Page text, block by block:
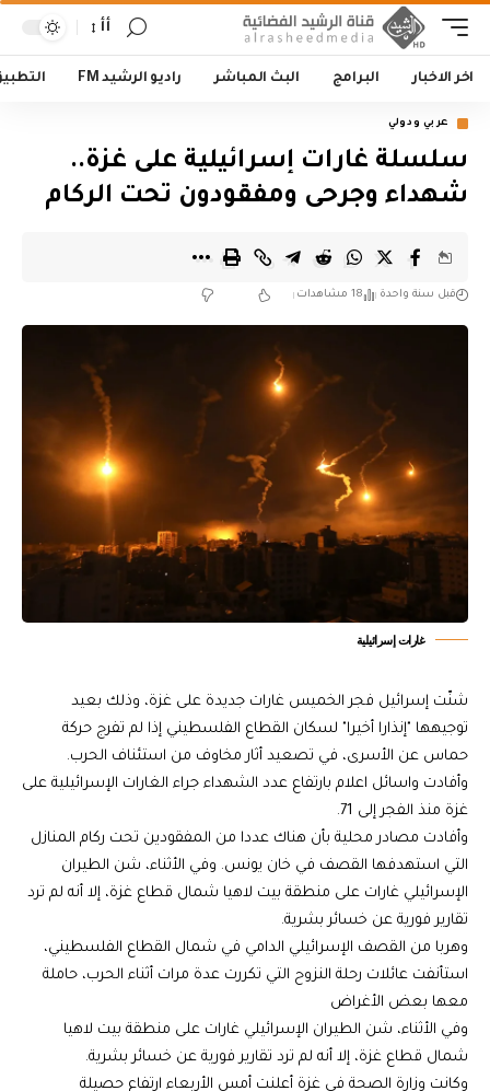
أأ
اخر الاخبار البرامج البث المباشر راديو الرشيد FM
عربي ودولي
سلسلة غارات إسرائيلية على غزة..
شهداء وجرحى ومفقودون تحت الركام
قبل سنة واحدة 18 مشاهدات
غارات إسرائيلية
شنّت إسرائيل فجر الخميس غارات جديدة على غزة، وذلك بعيد
توجيهها "إنذارا أخيرا" لسكان القطاع الفلسطيني إذا لم تفرج حركة
حماس عن الأسرى، في تصعيد أثار مخاوف من استئناف الحرب.
وأفادت واسائل اعلام بارتفاع عدد الشهداء جراء الغارات الإسرائيلية على
غزة منذ الفجر إلى 71.
وأفادت مصادر محلية بأن هناك عددا من المفقودين تحت ركام المنازل
التي استهدفها القصف في خان يونس. وفي الأثناء، شن الطيران
الإسرائيلي غارات على منطقة بيت لاهيا شمال قطاع غزة، إلا أنه لم ترد
تقارير فورية عن خسائر بشرية.
وهربا من القصف الإسرائيلي الدامي في شمال القطاع الفلسطيني،
استأنفت عائلات رحلة النزوح التي تكررت عدة مرات أثناء الحرب، حاملة
معها بعض الأغراض
وفي الأثناء، شن الطيران الإسرائيلي غارات على منطقة بيت لاهيا
شمال قطاع غزة، إلا أنه لم ترد تقارير فورية عن خسائر بشرية.
وكانت وزارة الصحة في غزة أعلنت أمس الأربعاء ارتفاع حصيلة